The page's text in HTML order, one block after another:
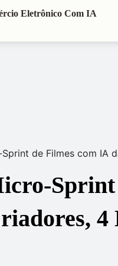
Eletrônico Com IA
de Filmes com IA